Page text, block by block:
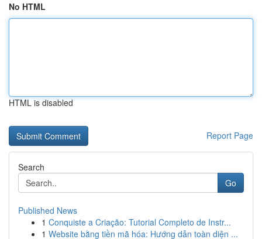
No HTML
HTML is disabled
Report Page
Search
Go
Published News
1 Conquiste a Criação: Tutorial Completo de Instr...
1 Website bằng tiền mã hóa: Hướng dẫn toàn diện ...